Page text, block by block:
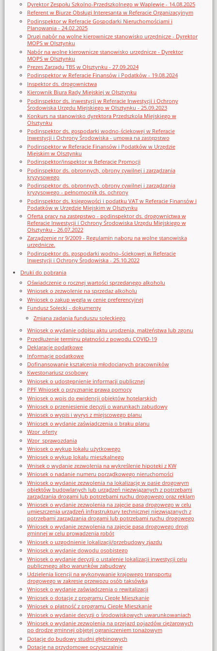
Dyrektor Zespołu Szkolno-Przedszkolnego w Waplewie - 14.08.2025
Referent w Biurze Obsługi Interesanta w Referacie Organizacyjnym
Podinspektor w Referacie Gospodarki Nieruchomościami i
Planowania - 24.02.2025
Drugi nabór na wolne kierownicze stanowisko urzędnicze - Dyrektor
MOPS w Olsztynku
Nabór na wolne kierownicze stanowisko urzędnicze - Dyrektor
MOPS w Olsztynku
Prezes Zarządu TBS w Olsztynku - 27.09.2024
Podinspektor w Referacie Finansów i Podatków - 19.08.2024
Inspektor ds. drogownictwa
Kierownik Biura Rady Miejskiej w Olsztynku
Podinspektor ds. inwestycji w Referacie Inwestycji i Ochrony
Środowiska Urzędu Miejskiego w Olsztynku - 25.09.2023
Konkurs na stanowisko dyrektora Przedszkola Miejskiego w
Olsztynku
Podinspektor ds. gospodarki wodno-ściekowej w Referacie
Inwestycji i Ochrony Środowiska - umowa na zastępstwo
Podinspektor w Referacie Finansów i Podatków w Urzędzie
Miejskim w Olsztynku
Podinspektor/inspektor w Referacie Promocji
Podinspektor ds. obronnych, obrony cywilnej i zarządzania
kryzysowego
Podinspektor ds. obronnych, obrony cywilnej i zarządzania
kryzysowego - pełnomocnik ds. ochrony
Podinspektor ds. księgowości i podatku VAT w Referacie Finansów i
Podatków w Urzędzie Miejskim w Olsztynku
Oferta pracy na zastępstwo - podinspektor ds. drogownictwa w
Referacie Inwestycji i Ochrony Środowiska Urzędu Miejskiego w
Olsztynku - 26.07.2022
Zarządzenie nr 9/2009 - Regulamin naboru na wolne stanowiska
urzędnicze.
Podinspektor ds. gospodarki wodno–ściekowej w Referacie
Inwestycji i Ochrony Środowiska - 25.10.2022
Druki do pobrania
Oświadczenie o rocznej wartości sprzedanego alkoholu
Wniosek o zezwolenie na sprzedaz alkoholu
Wniosek o zakup węgla w cenie preferencyjnej
Fundusz Sołecki - dokumenty
Zmiana zadania funduszu sołeckiego
Wniosek o wydanie odpisu aktu urodzenia, małżeństwa lub zgonu
Przedłużenie terminu płatności z powodu COVID-19
Deklaracje podatkowe
Informacje podatkowe
Dofinansowanie kształcenia młodocianych pracowników
Kwestonariusz osobowy
Wniosek o udostępnienie informacji publicznej
PPF Wniosek o przyznanie prawa pomocy
Wniosek o wpis do ewidencji obiektów hotelarskich
Wniosek o przeniesienie decyzji o warunkach zabudowy
Wniosek o wypis i wyrys z miejscowego planu
Wniosek o wydanie zaświadczenia o braku planu
Wzor_oferty
Wzor_sprawozdania
Wniosek o wykup lokalu użytkowego
Wniosek o wykup lokalu mieszkalnego
Wnisek o wydanie zezwolenia na wykreślenie hipoteki z KW
Wniosek o nadanie numeru porządkowego nieruchomości
Wniosek o wydanie zezwolenia na lokalizację w pasie drogowym
obiektów budowlanych lub urządzeń niezwiązanych z potrzebami
zarządzania drogami lub potrzebami ruchu drogowego oraz reklam
Wniosek o wydanie zezwolenia na zajęcie pasa drogowego w celu
umieszczenia urządzeń infrastruktury technicznej niezwiązanych z
potrzebami zarządzania drogami lub potrzebami ruchu drogowego
Wniosek o wydanie zezwolenia na zajęcie pasa drogowego drogi
gminnej w celu prowadzenia robót
Wniosek o uzgodnienie lokalizacji/przebudowy zjazdu
Wniosek o wydanie dowodu osobistego
Wniosek o wydanie decyzji o ustalenie lokalizacji inwestycji celu
publicznego albo warunków zabudowy
Udzielenia licencji na wykonywanie krajowego transportu
drogowego w zakresie przewozu osób taksówką
Wniosek o wydanie zaświadczenia o rewitalizacji
Wniosek o dotację z programu Ciepłe Mieszkanie
Wniosek o płatność z programu Ciepłe Mieszkanie
Wniosek o wydanie decyzji o środowiskowych uwarunkowaniach
Wniosek o wydanie zezwolenia na przejazd pojazdów ciężarowych
po drodze gminnej objętej ograniczeniem tonażowym
Dotacje do budowy studni głębinowych
Dotacje na przydomowe oczyszczalnie